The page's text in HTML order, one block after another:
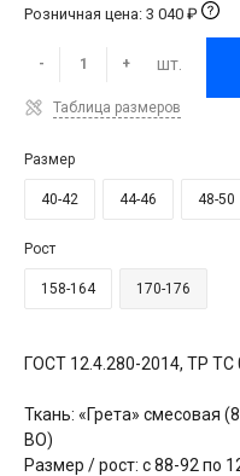
Розничная цена: 3 040 ₽
- + шт.
Таблица размеров
Размер
40-42 44-46 48-50
Рост
158-164 170-176
ГОСТ 12.4.280-2014, ТР ТС
Ткань: «Грета» смесовая
ВО)
Размер / рост: с 88-92 по